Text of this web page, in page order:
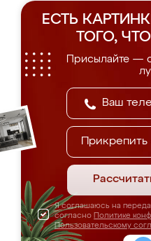
ЕСТЬ
ТОГО,
Присылайте —
Я соглашаюсь на
согласно Политике
Пользовательскому